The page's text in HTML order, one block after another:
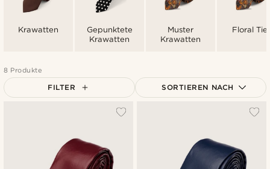
Krawatten
Gepunktete
Krawatten
Muster
Krawatten
Floral
8 Produkte
FILTER SORTIEREN NACH
Niedrigster Preis
Höchster Preis